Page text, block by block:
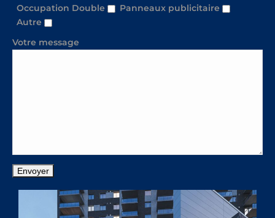
Occupation Double
Panneaux publicitaire
Autre
Votre message